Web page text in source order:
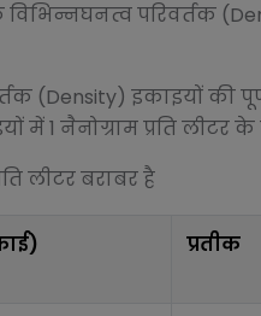
घनत्व परिवर्तक
(Density) इकाइयों की
में 1 नैनोग्राम प्रति लीटरके
लीटरबराबर है
प्रतीक